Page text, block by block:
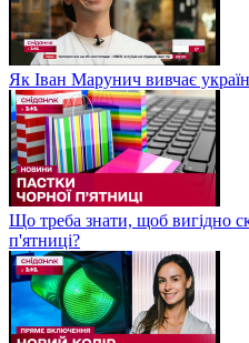
Як Іван Марунич вивчає
Що треба знати, щоб вигідно
п'ятниці?